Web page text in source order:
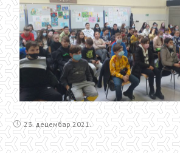
23. децембар 2021.